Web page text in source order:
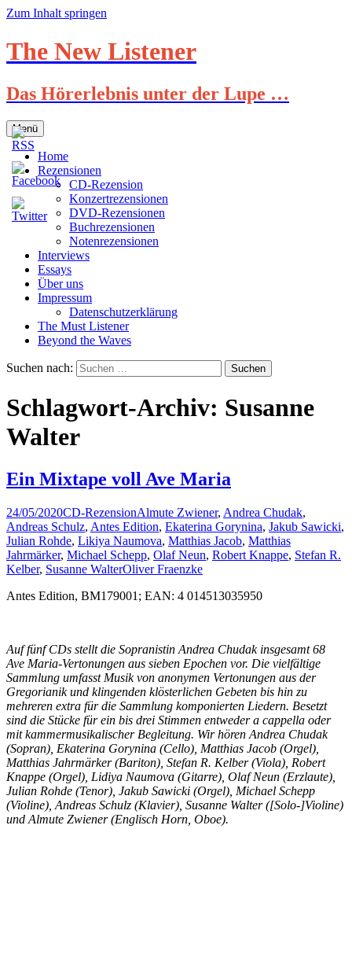
Zum Inhalt springen
The New Listener
Das Hörerlebnis unter der Lupe …
Menü
Home
Rezensionen
CD-Rezension
Konzertrezensionen
DVD-Rezensionen
Buchrezensionen
Notenrezensionen
Interviews
Essays
Über uns
Impressum
Datenschutzerklärung
The Must Listener
Beyond the Waves
Suchen nach:
Schlagwort-Archiv: Susanne
Walter
Ein Mixtape voll Ave Maria
24/05/2020CD-RezensionAlmute Zwiener, Andrea Chudak,
Andreas Schulz, Antes Edition, Ekaterina Gorynina, Jakub Sawicki,
Julian Rohde, Likiya Naumova, Matthias Jacob, Matthias
Jahrmärker, Michael Schepp, Olaf Neun, Robert Knappe, Stefan R.
Kelber, Susanne WalterOliver Fraenzke
Antes Edition, BM179001; EAN: 4 014513035950
Auf fünf CDs stellt die Sopranistin Andrea Chudak insgesamt 68
Ave Maria-Vertonungen aus sieben Epochen vor. Die vielfältige
Sammlung umfasst Musik von anonymen Vertonungen aus der
Gregorianik und klingenden klösterlichen Gebeten bis hin zu
mehreren extra für die Sammlung komponierten Liedern. Besetzt
sind die Stücke für ein bis drei Stimmen entweder a cappella oder
mit kammermusikalischer Begleitung. Wir hören Andrea Chudak
(Sopran), Ekaterina Gorynina (Cello), Matthias Jacob (Orgel),
Matthias Jahrmärker (Bariton), Stefan R. Kelber (Viola), Robert
Knappe (Orgel), Lidiya Naumova (Gitarre), Olaf Neun (Erzlaute),
Julian Rohde (Tenor), Jakub Sawicki (Orgel), Michael Schepp
(Violine), Andreas Schulz (Klavier), Susanne Walter ([Solo-]Violine)
und Almute Zwiener (Englisch Horn, Oboe).